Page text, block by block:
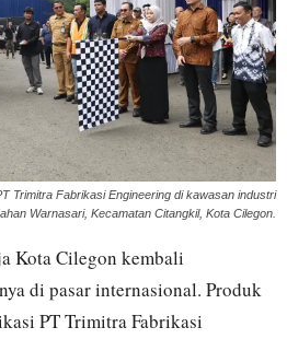
Trimitra Fabrikasi Engineering di kawasan industri
Warnasari, Kecamatan Citangkil, Kota Cilegon.
KotaCilegon kembali
di pasar internasional. Produk
PT Trimitra Fabrikasi